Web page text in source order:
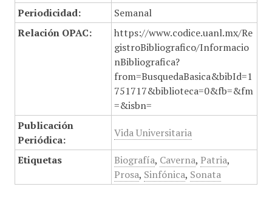
Periodicidad:
Semanal
Relación OPAC:
https://www.codice.uanl.mx/Re
gistroBibliografico/Informacio
nBibliografica?
from=BusquedaBasica&bibId=1
751717&biblioteca=0&fb=&fm
=&isbn=
Publicación
Periódica:
Vida Universitaria
Etiquetas Biografía, Caverna, Patria,
Prosa, Sinfónica, Sonata